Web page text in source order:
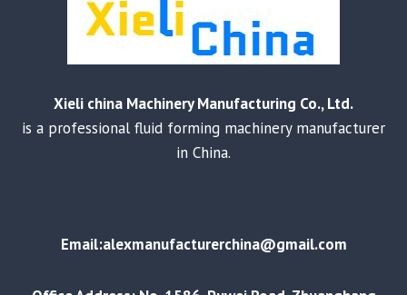
Xieli china Machinery Manufacturing Co., Ltd.
is a professional fluid forming machinery manufacturer
in China.
Email:alexmanufacturerchina@gmail.com